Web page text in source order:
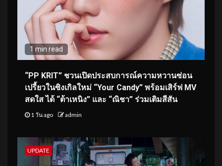
1 min read
“PP KRIT” ชวนเปิดประสบการณ์ความหวานซ่อน
เปรี้ยวในซิงเกิลใหม่ “Your Candy” พร้อมเสิร์ฟ MV
สดใส ได้ “ต้าเหนิง” และ “ณิชา” ร่วมเติมสีสัน
1 วัน ago admin
UPDATE